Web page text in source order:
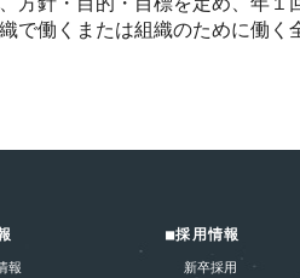
で働くまたは組織のために働
報
■採用情報
新卒採用